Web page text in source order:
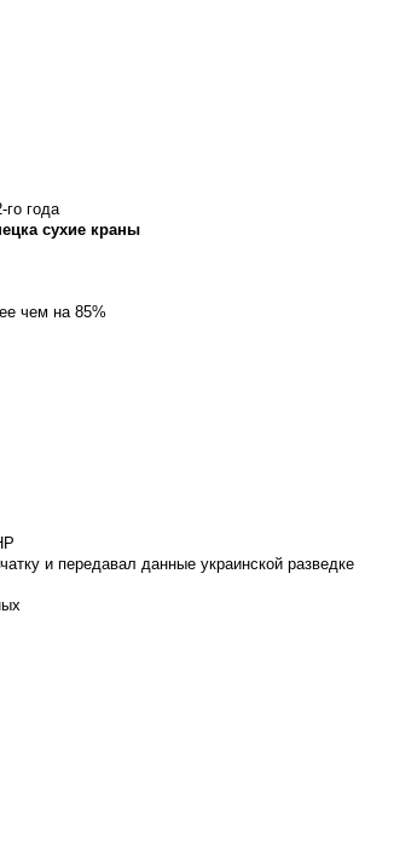
года
сухие краны
чем на 85%
и передавал данные украинской разведке